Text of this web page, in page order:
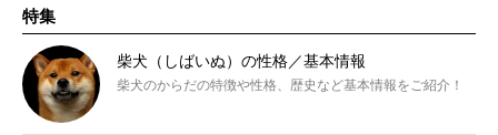
特集
柴犬（しばいぬ）の性格／基本情報
柴犬のからだの特徴や性格、歴史など基本情報をご紹介！